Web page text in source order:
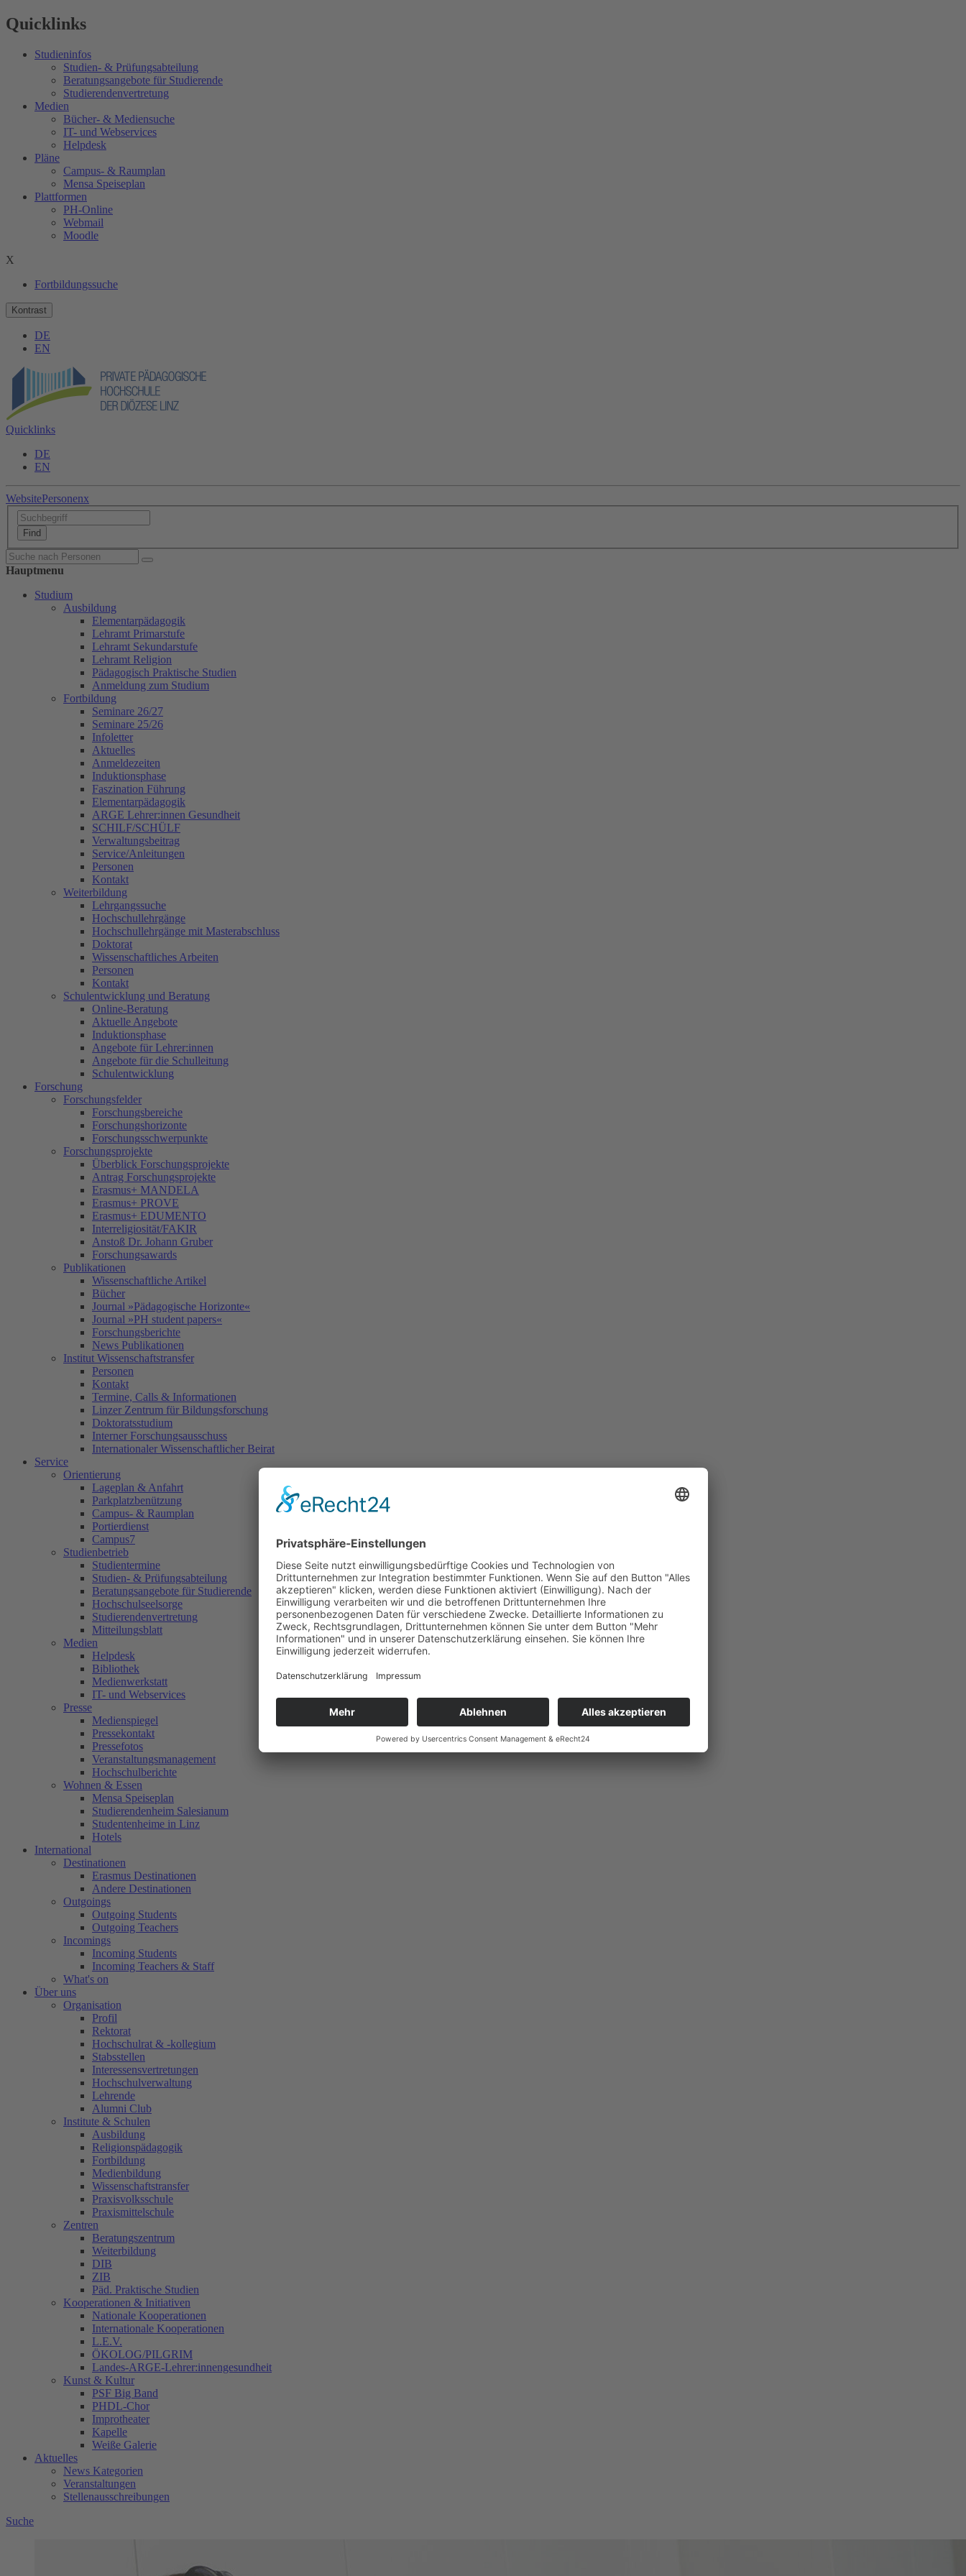
Quicklinks
Studieninfos
Studien- & Prüfungsabteilung
Beratungsangebote für Studierende
Studierendenvertretung
Medien
Bücher- & Mediensuche
IT- und Webservices
Helpdesk
Pläne
Campus- & Raumplan
Mensa Speiseplan
Plattformen
PH-Online
Webmail
Moodle
X
Fortbildungssuche
Kontrast
DE
EN
Quicklinks
DE
EN
WebsitePersonenx
Hauptmenu
Studium
Ausbildung
Elementarpädagogik
Lehramt Primarstufe
Lehramt Sekundarstufe
Lehramt Religion
Pädagogisch Praktische Studien
Anmeldung zum Studium
Fortbildung
Seminare 26/27
Seminare 25/26
Infoletter
Aktuelles
Anmeldezeiten
Induktionsphase
Faszination Führung
Elementarpädagogik
ARGE Lehrer:innen Gesundheit
SCHILF/SCHÜLF
Verwaltungsbeitrag
Service/Anleitungen
Personen
Kontakt
Weiterbildung
Lehrgangssuche
Hochschullehrgänge
Hochschullehrgänge mit Masterabschluss
Doktorat
Wissenschaftliches Arbeiten
Personen
Kontakt
Schulentwicklung und Beratung
Online-Beratung
Aktuelle Angebote
Induktionsphase
Angebote für Lehrer:innen
Angebote für die Schulleitung
Schulentwicklung
Forschung
Forschungsfelder
Forschungsbereiche
Forschungshorizonte
Forschungsschwerpunkte
Forschungsprojekte
Überblick Forschungsprojekte
Antrag Forschungsprojekte
Erasmus+ MANDELA
Erasmus+ PROVE
Erasmus+ EDUMENTO
Interreligiosität/FAKIR
Anstoß Dr. Johann Gruber
Forschungsawards
Publikationen
Wissenschaftliche Artikel
Bücher
Journal »Pädagogische Horizonte«
Journal »PH student papers«
Forschungsberichte
News Publikationen
Institut Wissenschaftstransfer
Personen
Kontakt
Termine, Calls & Informationen
Linzer Zentrum für Bildungsforschung
Doktoratsstudium
Interner Forschungsausschuss
Internationaler Wissenschaftlicher Beirat
Service
Orientierung
Lageplan & Anfahrt
Parkplatzbenützung
Campus- & Raumplan
Portierdienst
Campus7
Studienbetrieb
Studientermine
Studien- & Prüfungsabteilung
Beratungsangebote für Studierende
Hochschulseelsorge
Studierendenvertretung
Mitteilungsblatt
Medien
Helpdesk
Bibliothek
Medienwerkstatt
IT- und Webservices
Presse
Medienspiegel
Pressekontakt
Pressefotos
Veranstaltungsmanagement
Hochschulberichte
Wohnen & Essen
Mensa Speiseplan
Studierendenheim Salesianum
Studentenheime in Linz
Hotels
International
Destinationen
Erasmus Destinationen
Andere Destinationen
Outgoings
Outgoing Students
Outgoing Teachers
Incomings
Incoming Students
Incoming Teachers & Staff
What's on
Über uns
Organisation
Profil
Rektorat
Hochschulrat & -kollegium
Stabsstellen
Interessensvertretungen
Hochschulverwaltung
Lehrende
Alumni Club
Institute & Schulen
Ausbildung
Religionspädagogik
Fortbildung
Medienbildung
Wissenschaftstransfer
Praxisvolksschule
Praxismittelschule
Zentren
Beratungszentrum
Weiterbildung
DIB
ZIB
Päd. Praktische Studien
Kooperationen & Initiativen
Nationale Kooperationen
Internationale Kooperationen
L.E.V.
ÖKOLOG/PILGRIM
Landes-ARGE-Lehrer:innengesundheit
Kunst & Kultur
PSF Big Band
PHDL-Chor
Improtheater
Kapelle
Weiße Galerie
Aktuelles
News Kategorien
Veranstaltungen
Stellenausschreibungen
Suche